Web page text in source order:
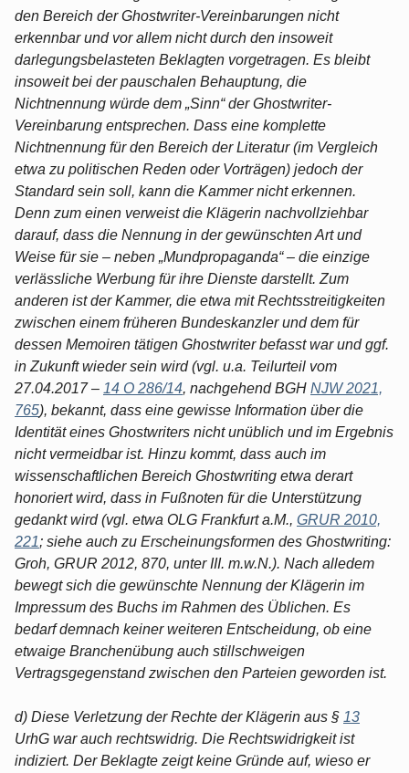
den Bereich der Ghostwriter-Vereinbarungen nicht
erkennbar und vor allem nicht durch den insoweit
darlegungsbelasteten Beklagten vorgetragen. Es bleibt
insoweit bei der pauschalen Behauptung, die
Nichtnennung würde dem „Sinn“ der Ghostwriter-
Vereinbarung entsprechen. Dass eine komplette
Nichtnennung für den Bereich der Literatur (im Vergleich
etwa zu politischen Reden oder Vorträgen) jedoch der
Standard sein soll, kann die Kammer nicht erkennen.
Denn zum einen verweist die Klägerin nachvollziehbar
darauf, dass die Nennung in der gewünschten Art und
Weise für sie – neben „Mundpropaganda“ – die einzige
verlässliche Werbung für ihre Dienste darstellt. Zum
anderen ist der Kammer, die etwa mit Rechtsstreitigkeiten
zwischen einem früheren Bundeskanzler und dem für
dessen Memoiren tätigen Ghostwriter befasst war und ggf.
in Zukunft wieder sein wird (vgl. u.a. Teilurteil vom
27.04.2017 – 14 O 286/14, nachgehend BGH NJW 2021,
765), bekannt, dass eine gewisse Information über die
Identität eines Ghostwriters nicht unüblich und im Ergebnis
nicht vermeidbar ist. Hinzu kommt, dass auch im
wissenschaftlichen Bereich Ghostwriting etwa derart
honoriert wird, dass in Fußnoten für die Unterstützung
gedankt wird (vgl. etwa OLG Frankfurt a.M., GRUR 2010,
221; siehe auch zu Erscheinungsformen des Ghostwriting:
Groh, GRUR 2012, 870, unter III. m.w.N.). Nach alledem
bewegt sich die gewünschte Nennung der Klägerin im
Impressum des Buchs im Rahmen des Üblichen. Es
bedarf demnach keiner weiteren Entscheidung, ob eine
etwaige Branchenübung auch stillschweigen
Vertragsgegenstand zwischen den Parteien geworden ist.
d) Diese Verletzung der Rechte der Klägerin aus § 13
UrhG war auch rechtswidrig. Die Rechtswidrigkeit ist
indiziert. Der Beklagte zeigt keine Gründe auf, wieso er